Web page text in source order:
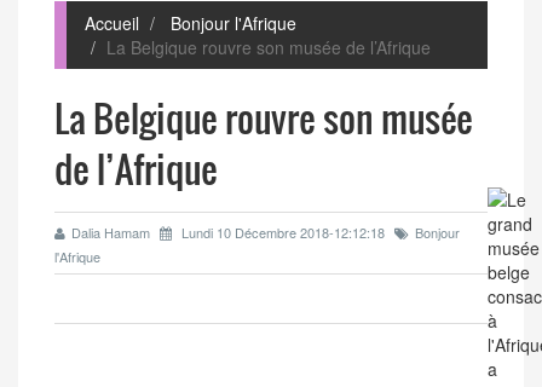
Accueil
Bonjour l'Afrique
La Belgique rouvre son musée de l’Afrique
La Belgique rouvre son musée
de l’Afrique
Dalia Hamam Lundi 10 Décembre 2018-12:12:18
Bonjour
l'Afrique